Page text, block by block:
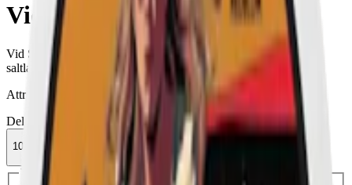
Vid Salty Liquorice Stark
Vid Salty Liquorice Stark är ett starkt vitt snus med en distinkt
saltlakritssmak och hela 11,2 mg nikotin per snus.
Attribut
DelistedLakrits StarkTorr PortionVid Vitt snus
10-pack 299,50 kr
Slut i lager
Välj antal dosor